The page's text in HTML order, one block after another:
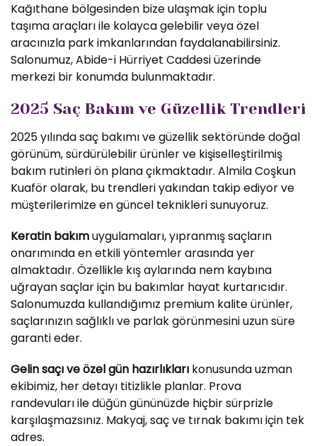
Kağıthane bölgesinden bize ulaşmak için toplu
taşıma araçları ile kolayca gelebilir veya özel
aracınızla park imkanlarından faydalanabilirsiniz.
Salonumuz, Abide-i Hürriyet Caddesi üzerinde
merkezi bir konumda bulunmaktadır.
2025 Saç Bakım ve Güzellik Trendleri
2025 yılında saç bakımı ve güzellik sektöründe doğal
görünüm, sürdürülebilir ürünler ve kişiselleştirilmiş
bakım rutinleri ön plana çıkmaktadır. Almila Coşkun
Kuaför olarak, bu trendleri yakından takip ediyor ve
müşterilerimize en güncel teknikleri sunuyoruz.
Keratin bakımuygulamaları, yıpranmış saçların
onarımında en etkili yöntemler arasında yer
almaktadır. Özellikle kış aylarında nem kaybına
uğrayan saçlar için bu bakımlar hayat kurtarıcıdır.
Salonumuzda kullandığımız premium kalite ürünler,
saçlarınızın sağlıklı ve parlak görünmesini uzun süre
garanti eder.
Gelin saçı ve özel gün hazırlıkları konusunda uzman
ekibimiz, her detayı titizlikle planlar. Prova
randevuları ile düğün gününüzde hiçbir sürprizle
karşılaşmazsınız. Makyaj, saç ve tırnak bakımı için tek
adres.